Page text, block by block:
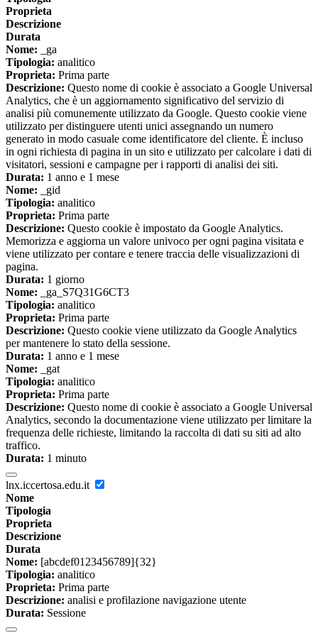
Proprieta
Descrizione
Durata
Nome: _ga
Tipologia: analitico
Proprieta: Prima parte
Descrizione: Questo nome di cookie è associato a Google Universal
Analytics, che è un aggiornamento significativo del servizio di
analisi più comunemente utilizzato da Google. Questo cookie viene
utilizzato per distinguere utenti unici assegnando un numero
generato in modo casuale come identificatore del cliente. È incluso
in ogni richiesta di pagina in un sito e utilizzato per calcolare i dati di
visitatori, sessioni e campagne per i rapporti di analisi dei siti.
Durata: 1 anno e 1 mese
Nome: _gid
Tipologia: analitico
Proprieta: Prima parte
Descrizione: Questo cookie è impostato da Google Analytics.
Memorizza e aggiorna un valore univoco per ogni pagina visitata e
viene utilizzato per contare e tenere traccia delle visualizzazioni di
pagina.
Durata: 1 giorno
Nome: _ga_S7Q31G6CT3
Tipologia: analitico
Proprieta: Prima parte
Descrizione: Questo cookie viene utilizzato da Google Analytics
per mantenere lo stato della sessione.
Durata: 1 anno e 1 mese
Nome: _gat
Tipologia: analitico
Proprieta: Prima parte
Descrizione: Questo nome di cookie è associato a Google Universal
Analytics, secondo la documentazione viene utilizzato per limitare la
frequenza delle richieste, limitando la raccolta di dati su siti ad alto
traffico.
Durata: 1 minuto
lnx.iccertosa.edu.it
Nome
Tipologia
Proprieta
Descrizione
Durata
Nome: [abcdef0123456789]{32}
Tipologia: analitico
Proprieta: Prima parte
Descrizione: analisi e profilazione navigazione utente
Durata: Sessione